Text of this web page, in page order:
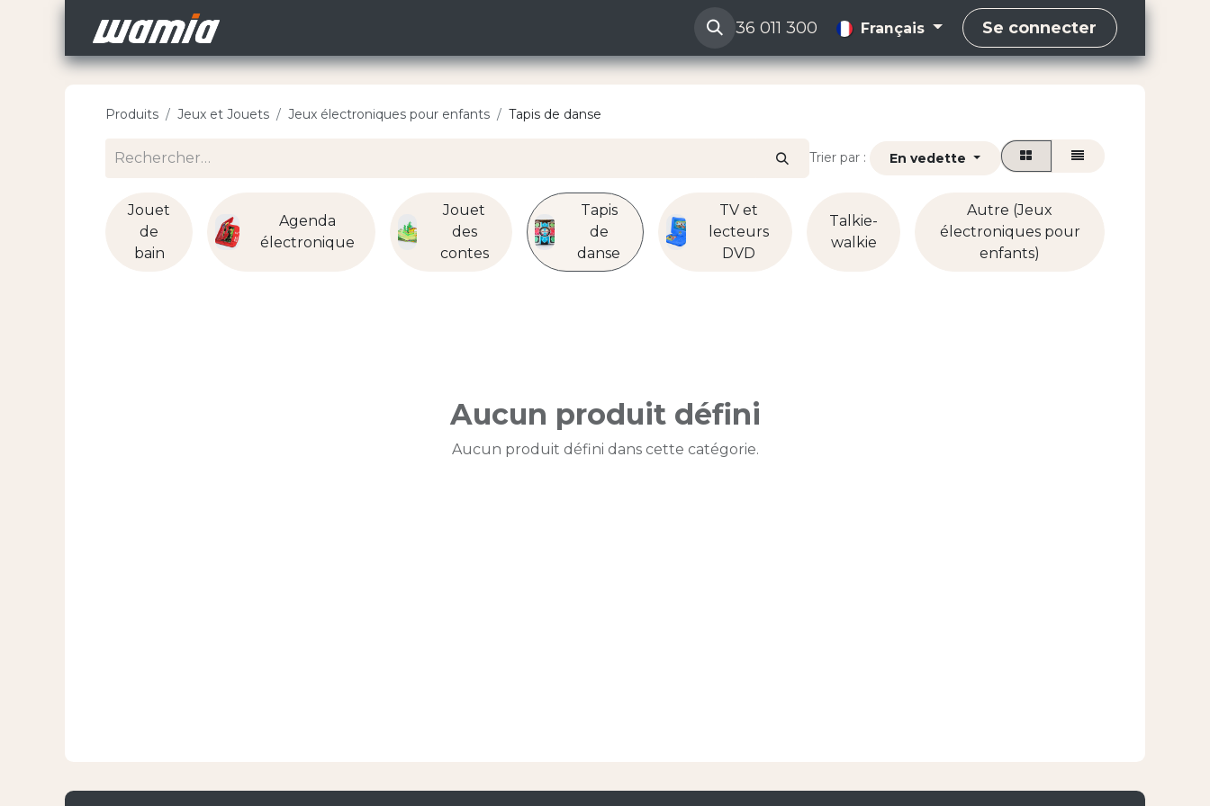
36 011 300 Français Se connecter
Produits Jeux et Jouets Jeux électroniques pour enfants Tapis de danse
Trier par : En vedette
Jouet
de
bain
Agenda
électronique
Jouet
des
contes
Tapis
de
danse
TV et
lecteurs
DVD
Talkie-
walkie
Autre (Jeux
électroniques pour
enfants)
Aucun produit défini
Aucun produit défini dans cette catégorie.